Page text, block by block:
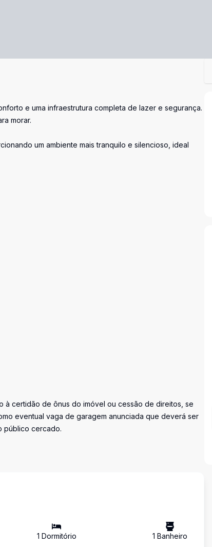
e uma infraestrutura completa de lazer e segurança.
morar.
um ambiente mais tranquilo e silencioso, ideal
à certidão de ônus do imóvel ou cessão de direitos, se
eventual vaga de garagem anunciada que deverá ser
público cercado.
1 Dormitório 1 Banheiro